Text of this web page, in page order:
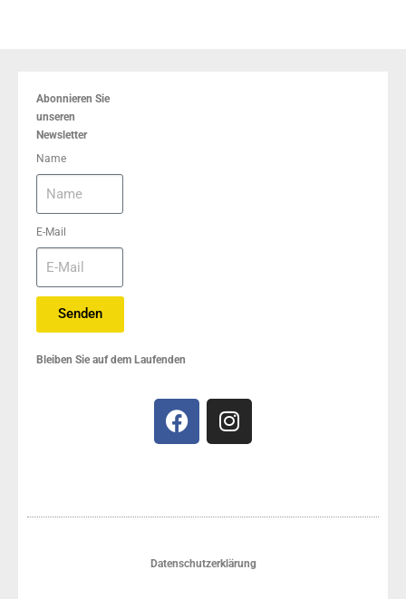
Abonnieren Sie
unseren
Newsletter
Name
E-Mail
Senden
Bleiben Sie auf dem Laufenden
Datenschutzerklärung